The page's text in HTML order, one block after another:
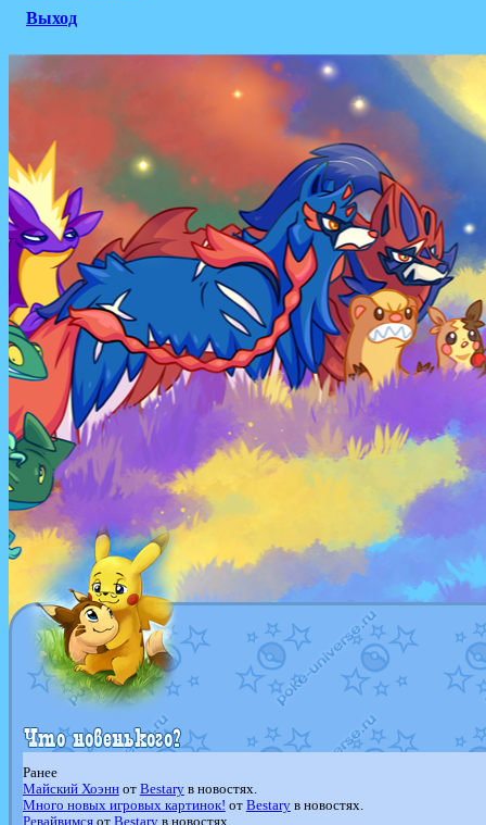
Выход
Ранее
Майский Хоэннот Bestaryв новостях.
Много новых игровых картинок! от Bestaryв новостях.
Ревайвимсяот Bestaryв новостях.